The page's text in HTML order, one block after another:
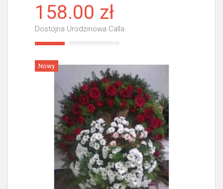
158.00 zł
Dostojna Urodzinowa Calla
Nowy